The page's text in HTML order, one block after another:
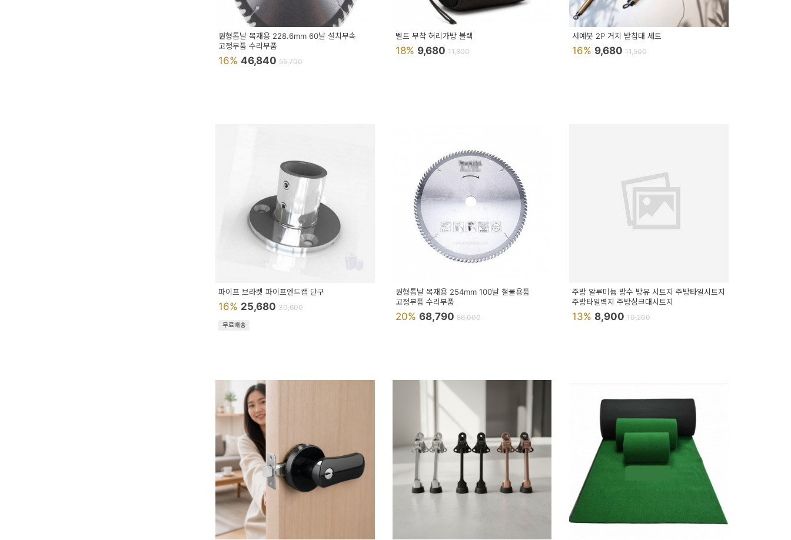
원형톱날 목재용 228.6mm 60날 설치부속
고정부품 수리부품
16%46,84055,700
벨트 부착 허리가방 블랙
18% 9,680 11,800
서예붓 2P 거치 받침대 세트
16% 9,68011,500
파이프 브라켓 파이프엔드캡 단구
16% 25,68030,600
무료배송
원형톱날 목재용 254mm 100날 철물용품
고정부품 수리부품
20% 68,790 86,000
주방 알루미늄 방수 방유 시트지 주방타일시트지
주방타일벽지 주방싱크대시트지
13%8,90010,200